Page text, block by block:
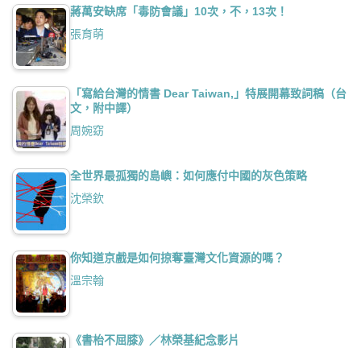
蔣萬安缺席「毒防會議」10次，不，13次！
張育萌
「寫給台灣的情書 Dear Taiwan,」特展開幕致詞稿（台
文，附中譯）
周婉窈
全世界最孤獨的島嶼：如何應付中國的灰色策略
沈榮欽
你知道京戲是如何掠奪臺灣文化資源的嗎？
溫宗翰
《書枱不屈膝》／林榮基紀念影片